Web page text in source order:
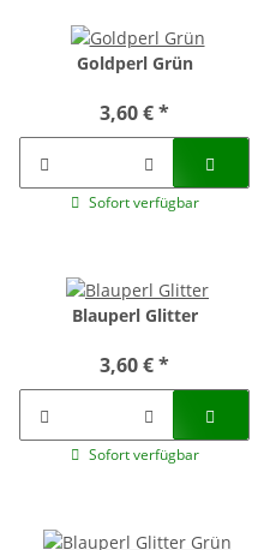
Goldperl Grün
3,60 €*
Sofort verfügbar
Blauperl Glitter
3,60 €*
Sofort verfügbar